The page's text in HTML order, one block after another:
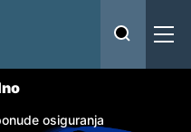
osiguranja